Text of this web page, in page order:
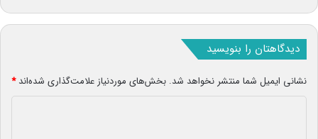
دیدگاهتان را بنویسید
نشانی ایمیل شما منتشر نخواهد شد. بخش‌های موردنیاز علامت‌گذاری شده‌اند*